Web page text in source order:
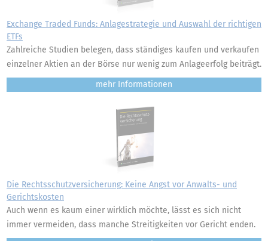
Exchange Traded Funds: Anlagestrategie und Auswahl der richtigen
ETFs
Zahlreiche Studien belegen, dass ständiges kaufen und verkaufen
einzelner Aktien an der Börse nur wenig zum Anlageerfolg beiträgt.
mehr
Die Rechtsschutzversicherung: Keine Angst vor Anwalts- und
Gerichtskosten
Auch wenn es kaum einer wirklich möchte, lässt es sich nicht
immer vermeiden, dass manche Streitigkeiten vor Gericht enden.